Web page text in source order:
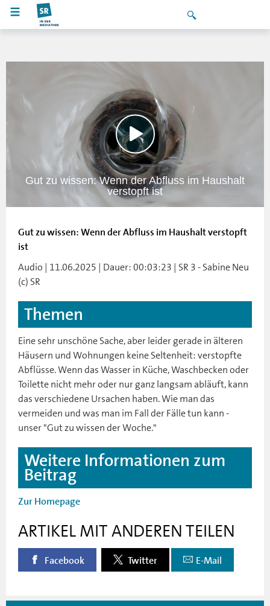
Gut zu wissen: Wenn der Abfluss im Haushalt
verstopft ist
Gut zu wissen: Wenn der Abfluss im Haushalt verstopft
ist
Audio | 11.06.2025 | Dauer: 00:03:23 | SR 3 - Sabine Neu
(c) SR
Themen
Eine sehr unschöne Sache, aber leider gerade in älteren
Häusern und Wohnungen keine Seltenheit: verstopfte
Abflüsse. Wenn das Wasser in Küche, Waschbecken oder
Toilette nicht mehr oder nur ganz langsam abläuft, kann
das verschiedene Ursachen haben. Wie man das
vermeiden und was man im Fall der Fälle tun kann -
unser "Gut zu wissen der Woche."
Weitere Informationen zum
Beitrag
Zur Homepage
ARTIKEL MIT ANDEREN TEILEN
Facebook Twitter E-Mail